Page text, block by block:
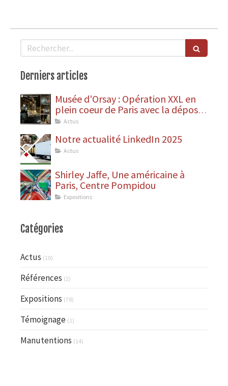
Rechercher
Derniers articles
Musée d'Orsay : Opération XXL en
plein coeur de Paris avec la dépose
des statues
Actus
Notre actualité LinkedIn 2025
Actus
Shirley Jaffe, Une américaine à
Paris, Centre Pompidou
Expositions
Catégories
Actus (10)
Références (2)
Expositions (78)
Témoignage (1)
Manutentions (14)